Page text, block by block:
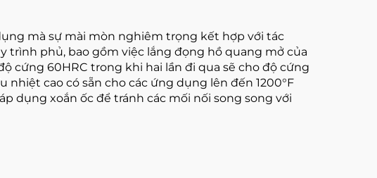
mà sự mài mòn nghiêm trọng kết hợp với tác
trình phủ, bao gồm việc lắng đọng hồ quang mở của
cứng 60HRC trong khi hai lần đi qua sẽ cho độ cứng
nhiệt cao có sẵn cho các ứng dụng lên đến 1200°F
dụng xoắn ốc để tránh các mối nối song song với